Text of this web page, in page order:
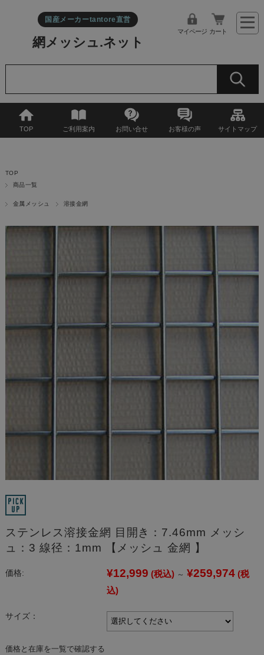
網メッシュ.ネット
国産メーカーtantore直営
マイページ カート
TOP ご利用案内 お問い合せ お客様の声 サイトマップ
TOP
商品一覧
金属メッシュ 溶接金網
ステンレス溶接金網 目開き：7.46mm メッシ
ュ：3 線径：1mm 【メッシュ 金網 】
価格: ¥12,999 (税込) ～ ¥259,974 (税
込)
サイズ：
価格と在庫を一覧で確認する